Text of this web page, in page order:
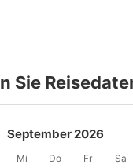
Sie
September 2026
Mi Do Fr Sa